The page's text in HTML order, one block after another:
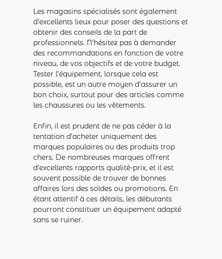
Les magasins spécialisés sont également
d’excellents lieux pour poser des questions et
obtenir des conseils de la part de
professionnels. N’hésitez pas à demander
des recommandations en fonction de votre
niveau, de vos objectifs et de votre budget.
Tester l’équipement, lorsque cela est
possible, est un autre moyen d’assurer un
bon choix, surtout pour des articles comme
les chaussures ou les vêtements.
Enfin, il est prudent de ne pas céder à la
tentation d’acheter uniquement des
marques populaires ou des produits trop
chers. De nombreuses marques offrent
d’excellents rapports qualité-prix, et il est
souvent possible de trouver de bonnes
affaires lors des soldes ou promotions. En
étant attentif à ces détails, les débutants
pourront constituer un équipement adapté
sans se ruiner.